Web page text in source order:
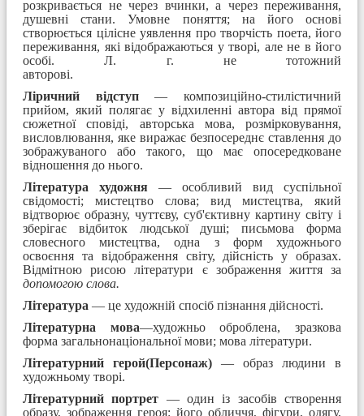
розкривається не через вчинки, а через переживання,
душевні стани. Умовне поняття; на його основі
створюється цілісне уявлення про творчість поета, його
переживання, які відображаються у творі, але не в його
особі. Л. г. не тотожний
авторові.
Ліричний відступ— композиційно-стилістичний
прийом, який полягає у відхиленні автора від прямої
сюжетної сповіді, авторська мова, розмірковування,
висловлювання, яке виражає безпосереднє ставлення до
зображуваного або такого, що має опосередковане
відношення до нього.
Література художня — особливий вид суспільної
свідомості; мистецтво слова; вид мистецтва, який
відтворює образну, чуттєву, суб'єктивну картину світу і
зберігає відбиток людської душі; письмова форма
словесного мистецтва, одна з форм художнього
освоєння та відображення світу, дійсність у образах.
Відмітною рисою літератури є зображення життя за
допомогою слова.
Література — це художній спосіб пізнання дійсності.
Літературна мова—художньо оброблена, зразкова
форма загальнонаціональної мови; мова літератури.
Літературний герой(Персонаж) — образ людини в
художньому творі.
Літературний портрет — один із засобів створення
образу, зображення героя: його обличчя, фігури, одягу,